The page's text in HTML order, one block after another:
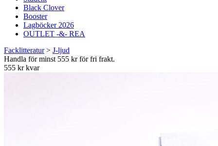
Black Clover
Booster
Lagböcker 2026
OUTLET -&- REA
Facklitteratur> J-ljud
Handla för minst 555 kr för fri frakt.
555 kr kvar